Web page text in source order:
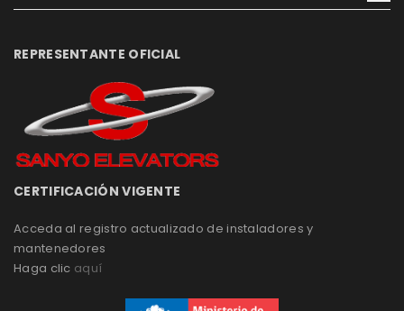
REPRESENTANTE OFICIAL
CERTIFICACIÓN VIGENTE
Acceda al registro actualizado de instaladores y
mantenedores
Haga clic aquí